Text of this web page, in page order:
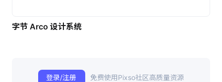
字节 Arco 设计系统
登录/注册 免费使用Pixso社区高质量资源